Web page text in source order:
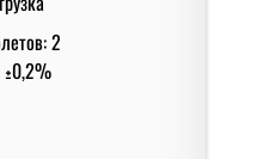
2
±0,2%